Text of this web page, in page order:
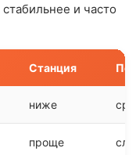
и часто
Станция
ниже
проще